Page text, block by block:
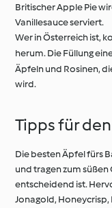
Britischer Apple Pie
Vanillesauce serviert.
Wer in Österreich ist,
herum. Die Füllung
Äpfeln und Rosinen,
wird.
Tipps für
Die besten Äpfel fürs
und tragen zum
entscheidend ist.
Jonagold, Honeycrisp,